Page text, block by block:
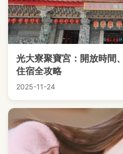
光大寮聚寶宮：開放時間
住宿全攻略
2025-11-24